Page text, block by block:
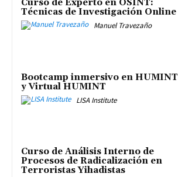
Curso de Experto en OSINT:
Técnicas de Investigación Online
Manuel Travezaño
Bootcamp inmersivo en HUMINT
y Virtual HUMINT
LISA Institute
Curso de Análisis Interno de
Procesos de Radicalización en
Terroristas Yihadistas